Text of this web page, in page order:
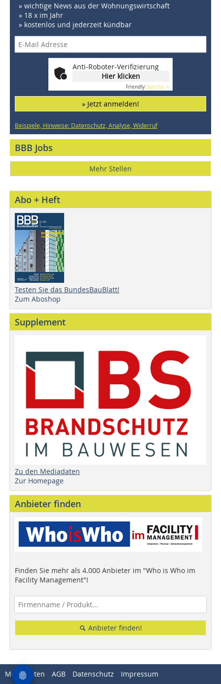
» wichtige News aus der Wohnungswirtschaft
» 18 x im Jahr
» kostenlos und jederzeit kündbar
Anti-Roboter-Verifizierung
Hier klicken
FriendlyCaptcha ⇗
» Jetzt anmelden!
Beispiele, Hinweise: Datenschutz, Analyse, Widerruf
BBB Jobs
Mehr Stellen
Abo + Heft
Testen Sie das BundesBauBlatt!
Zum Aboshop
Supplement
Zu den Mediadaten
Zur Homepage
Anbieter finden
Finden Sie mehr als 4.000 Anbieter im "Who is Who im
Facility Management"!
Anbieter finden!
Mediadaten AGB Datenschutz
Impressum